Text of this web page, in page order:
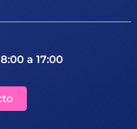
a 17:00